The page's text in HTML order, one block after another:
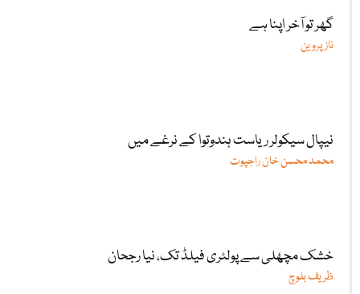
گھر تو آخر اپنا ہے
ناز پروین
نیپال سیکولر ریاست ہندوتوا کے نرغے میں
محمد محسن خان راجپوت
خشک مچھلی سے پولٹری فیلڈ تک، نیا رجحان
ظریف بلوچ